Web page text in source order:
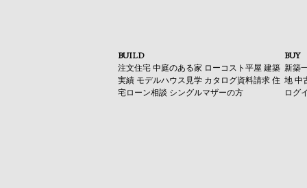
BUILD
注文住宅 中庭のある家 ローコスト平屋 建築
実績 モデルハウス見学 カタログ資料請求 住
宅ローン相談 シングルマザーの方
BUY
新築
地 中
ログ